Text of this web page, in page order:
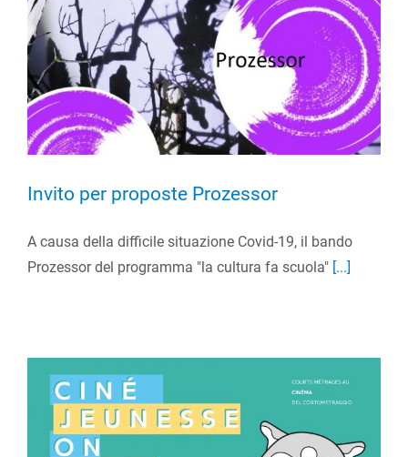
Invito per proposte Prozessor
A causa della difficile situazione Covid-19, il bando
Prozessor del programma "la cultura fa scuola" [...]